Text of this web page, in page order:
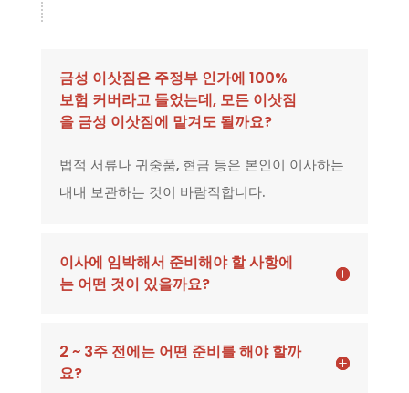
금성 이삿짐은 주정부 인가에 100%
보험 커버라고 들었는데, 모든 이삿짐
을 금성 이삿짐에 맡겨도 될까요?
법적 서류나 귀중품, 현금 등은 본인이 이사하는
내내 보관하는 것이 바람직합니다.
이사에 임박해서 준비해야 할 사항에
는 어떤 것이 있을까요?
2 ~ 3주 전에는 어떤 준비를 해야 할까
요?